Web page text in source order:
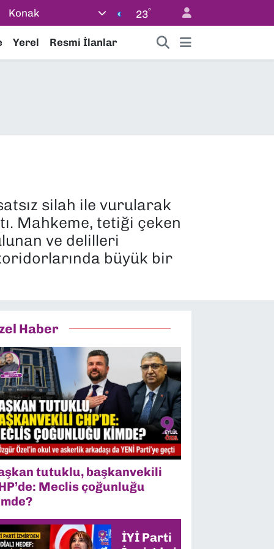
Konak 23°
Yerel Resmi İlanlar
silah ile vurularak
Mahkeme, tetiği çeken
ve delilleri
büyük bir
Haber
tutuklu, başkanvekili
Meclis çoğunluğu
İYİ Parti